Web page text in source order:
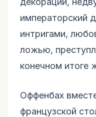
императорский
интригами,
ложью,
конечном итоге
Оффенбах
французской